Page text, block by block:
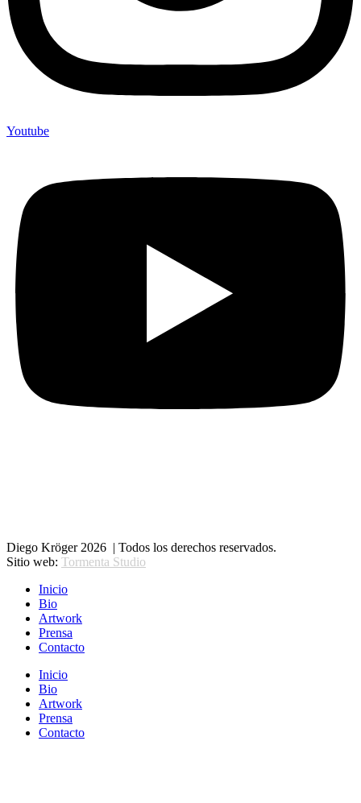
Youtube
Diego Kröger 2026 | Todos los derechos reservados.
Sitio web: Tormenta Studio
Inicio
Bio
Artwork
Prensa
Contacto
Inicio
Bio
Artwork
Prensa
Contacto